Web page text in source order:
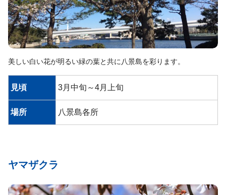
美しい白い花が明るい緑の葉と共に八景島を彩ります。
見頃 3月中旬～4月上旬
場所 八景島各所
ヤマザクラ